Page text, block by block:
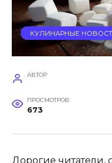
КУЛИНАРНЫЕ
АВТОР
ПРОСМОТРОВ
673
Дорогие читатели,